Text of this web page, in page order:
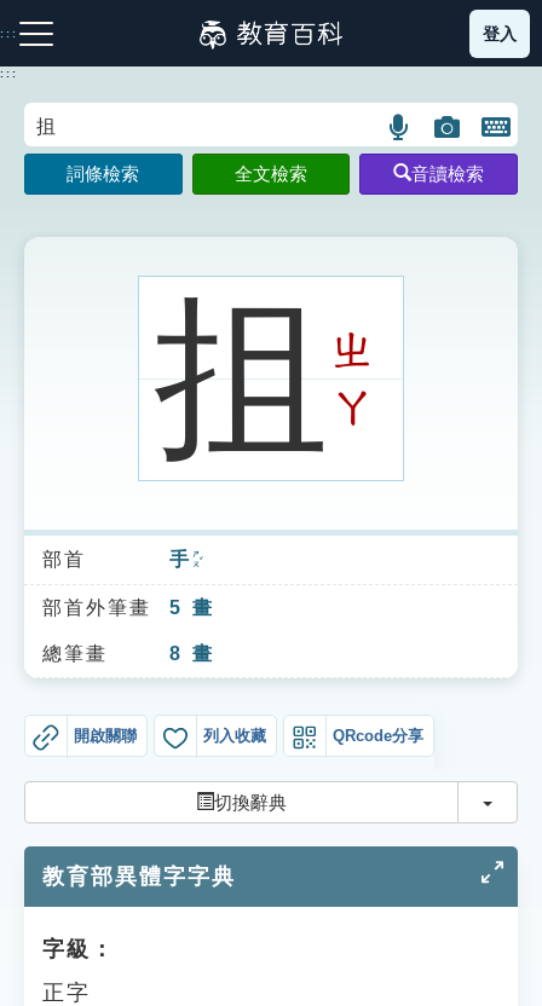
到
主
:::
注音索引圖示 筆畫索引圖示 部首索引表圖示
索引選單
知識索引
單字索引
貓頭鷹博士
登入
:::
語
言
搜
示
圖
片
搜
開
鍵
圖
詞條檢索 全文檢索 音讀檢索
抯ㄓ
ㄚ
部首 手 ㄕㄡˇ
部首外筆畫 5 畫
總筆畫 8 畫
開啟關聯 列入收藏 QRcode分享
切換辭典 切換
教育部異體字字典
字級：
正字